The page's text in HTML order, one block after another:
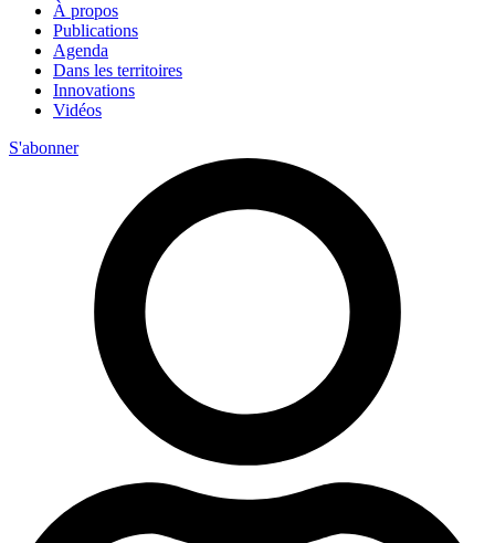
À propos
Publications
Agenda
Dans les territoires
Innovations
Vidéos
S'abonner